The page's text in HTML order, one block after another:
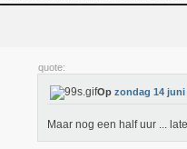
quote:
Op zondag 14 juni
Maar nog een half uur ...